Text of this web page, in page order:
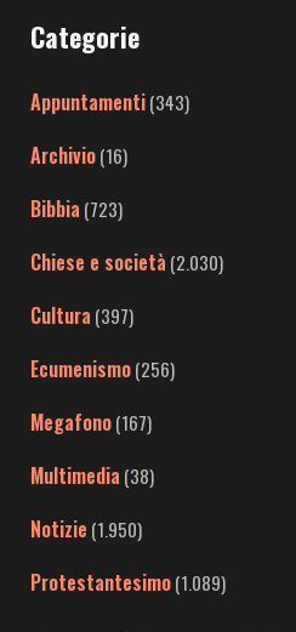
Categorie
Appuntamenti(343)
Archivio(16)
Bibbia (723)
Chiese e società (2.030)
Cultura (397)
Ecumenismo(256)
Megafono(167)
Multimedia (38)
Notizie (1.950)
Protestantesimo(1.089)